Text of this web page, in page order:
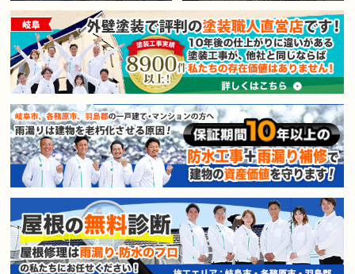
賃貸マンション・アパートオー